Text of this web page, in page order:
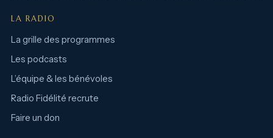
LA RADIO
La grille des programmes
Les podcasts
L’équipe & les bénévoles
Radio Fidélité recrute
Faire un don